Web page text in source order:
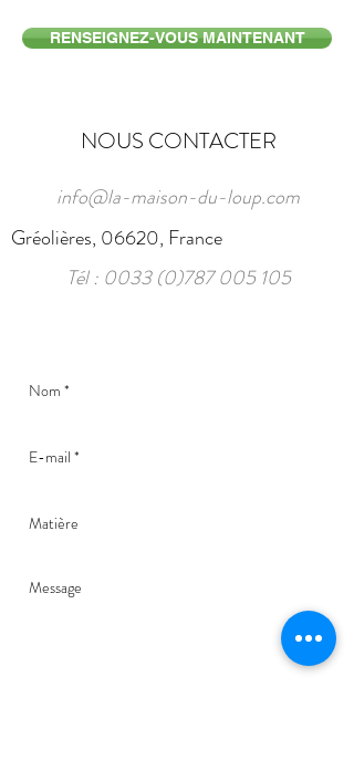
RENSEIGNEZ-VOUS MAINTENANT
NOUS CONTACTER
info@la-maison-du-loup.com
Gréolières, 06620, France
Tél : 0033 (0)787 005 105